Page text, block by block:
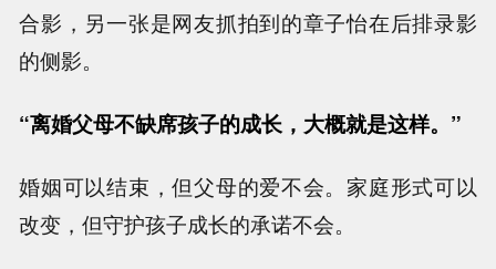
合影，另一张是网友抓拍到的章子怡在后排录影
的侧影。
“离婚父母不缺席孩子的成长，大概就是这样。”
婚姻可以结束，但父母的爱不会。家庭形式可以
改变，但守护孩子成长的承诺不会。